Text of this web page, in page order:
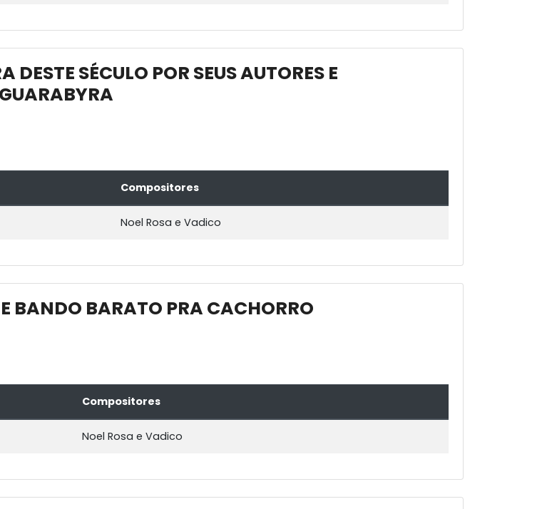
DESTE SÉCULO POR SEUS AUTORES E
Compositores
Noel Rosa e Vadico
BANDO BARATO PRA CACHORRO
Compositores
Noel Rosa e Vadico